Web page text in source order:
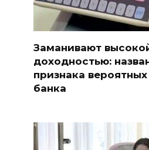
Заманивают
доходностью:
признака
банка